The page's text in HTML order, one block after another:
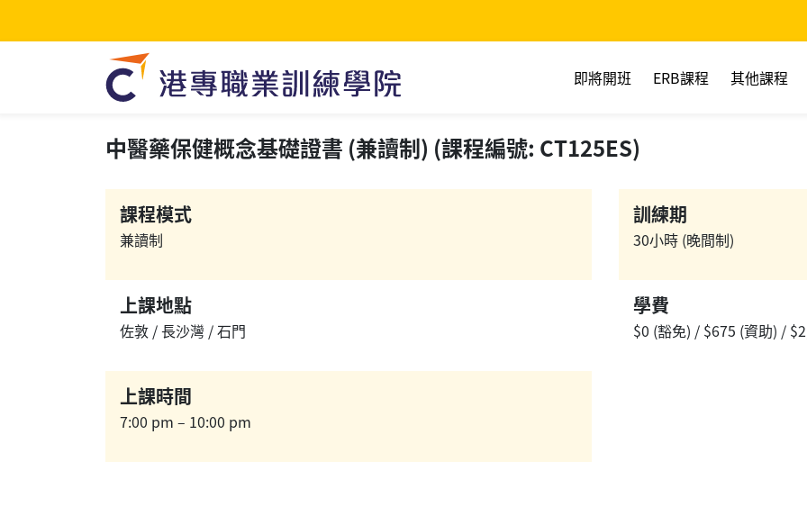
即將開班 ERB課程 其他課程
中醫藥保健概念基礎證書 (兼讀制) (課程編號: CT125ES)
課程模式
兼讀制
訓練期
30小時 (晚間制)
上課地點
佐敦 / 長沙灣 / 石門
學費
$0 (豁免) / $675 (資助) /
上課時間
7:00 pm – 10:00 pm